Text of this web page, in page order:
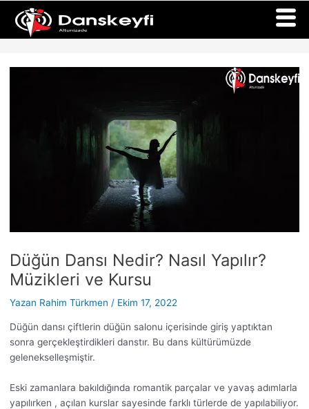
atla
Düğün Dansı Nedir? Nasıl Yapılır?
Müzikleri ve Kursu
Yazan Rahim Türkmen / Ekim 17, 2022
Düğün dansı çiftlerin düğün salonu içerisinde giriş yaptıktan
sonra gerçekleştirdikleri danstır. Bu dans kültürümüzde
gelenekselleşmiştir.
Eski zamanlara bakıldığında romantik parçalar ve yavaş adımlarla
yapılırken , açılan kurslar sayesinde farklı türlerde de yapılabiliyor.
dolaşımı